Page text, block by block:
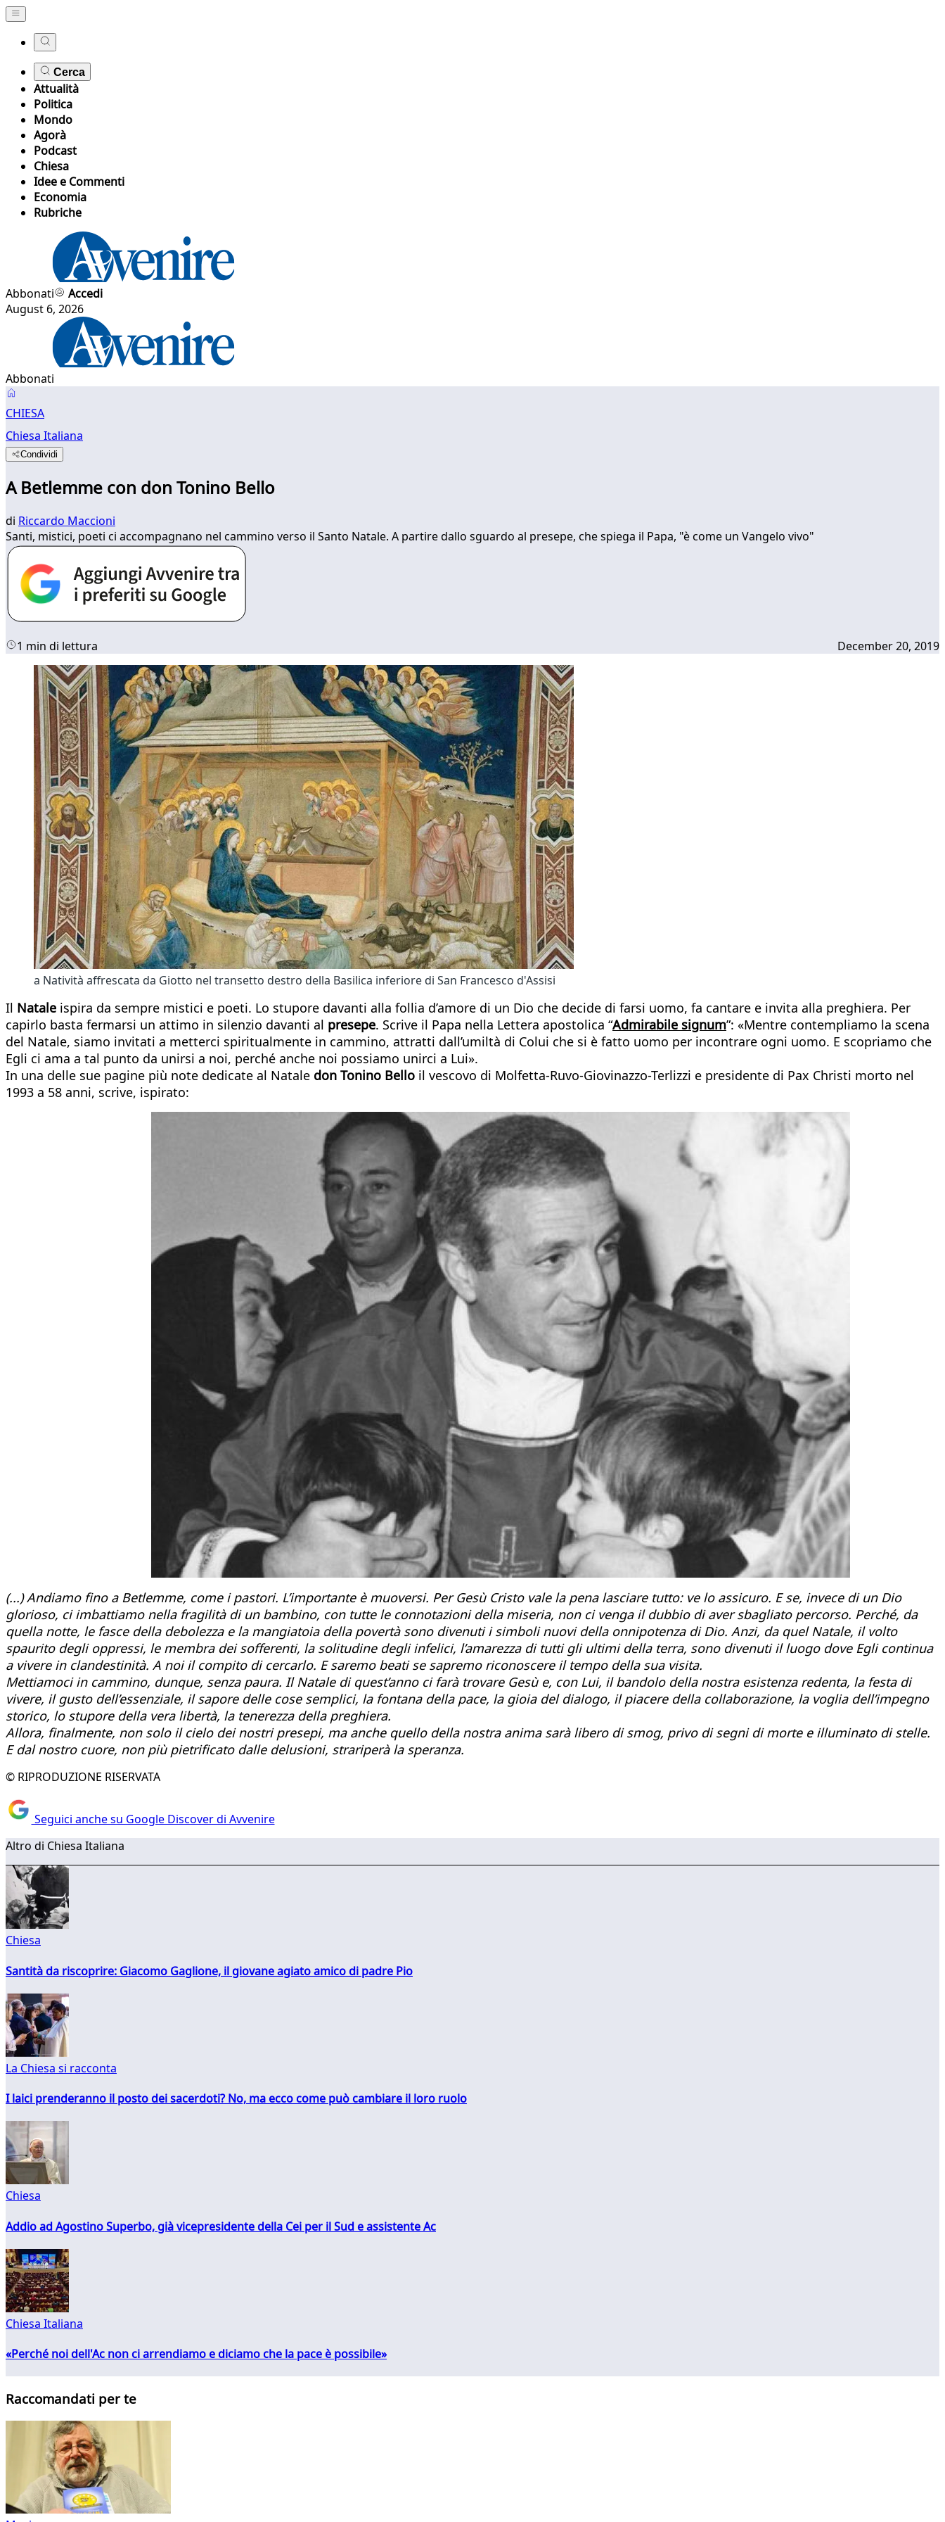
Cerca
Attualità
Politica
Mondo
Agorà
Podcast
Chiesa
Idee e Commenti
Economia
Rubriche
Abbonati
Accedi
August 6, 2026
Abbonati
CHIESA
Chiesa Italiana
Condividi
A Betlemme con don Tonino Bello
di Riccardo Maccioni
Santi, mistici, poeti ci accompagnano nel cammino verso il Santo Natale. A partire dallo sguardo al presepe, che spiega il Papa, "è come un Vangelo vivo"
1 min di lettura December 20, 2019
a Natività affrescata da Giotto nel transetto destro della Basilica inferiore di San Francesco d'Assisi
Il Natale ispira da sempre mistici e poeti. Lo stupore davanti alla follia d’amore di un Dio che decide di farsi uomo, fa cantare e invita alla preghiera. Per
capirlo basta fermarsi un attimo in silenzio davanti al presepe. Scrive il Papa nella Lettera apostolica “Admirabile signum”: «Mentre contempliamo la scena
del Natale, siamo invitati a metterci spiritualmente in cammino, attratti dall’umiltà di Colui che si è fatto uomo per incontrare ogni uomo. E scopriamo che
Egli ci ama a tal punto da unirsi a noi, perché anche noi possiamo unirci a Lui».
In una delle sue pagine più note dedicate al Natale don Tonino Bello il vescovo di Molfetta-Ruvo-Giovinazzo-Terlizzi e presidente di Pax Christi morto nel
1993 a 58 anni, scrive, ispirato:
(...) Andiamo fino a Betlemme, come i pastori. L’importante è muoversi. Per Gesù Cristo vale la pena lasciare tutto: ve lo assicuro. E se, invece di un Dio
glorioso, ci imbattiamo nella fragilità di un bambino, con tutte le connotazioni della miseria, non ci venga il dubbio di aver sbagliato percorso. Perché, da
quella notte, le fasce della debolezza e la mangiatoia della povertà sono divenuti i simboli nuovi della onnipotenza di Dio. Anzi, da quel Natale, il volto
spaurito degli oppressi, le membra dei sofferenti, la solitudine degli infelici, l’amarezza di tutti gli ultimi della terra, sono divenuti il luogo dove Egli continua
a vivere in clandestinità. A noi il compito di cercarlo. E saremo beati se sapremo riconoscere il tempo della sua visita.
Mettiamoci in cammino, dunque, senza paura. Il Natale di quest’anno ci farà trovare Gesù e, con Lui, il bandolo della nostra esistenza redenta, la festa di
vivere, il gusto dell’essenziale, il sapore delle cose semplici, la fontana della pace, la gioia del dialogo, il piacere della collaborazione, la voglia dell’impegno
storico, lo stupore della vera libertà, la tenerezza della preghiera.
Allora, finalmente, non solo il cielo dei nostri presepi, ma anche quello della nostra anima sarà libero di smog, privo di segni di morte e illuminato di stelle.
E dal nostro cuore, non più pietrificato dalle delusioni, strariperà la speranza.
© RIPRODUZIONE RISERVATA
Seguici anche su Google Discover di Avvenire
Altro di Chiesa Italiana
Chiesa
Santità da riscoprire: Giacomo Gaglione, il giovane agiato amico di padre Pio
La Chiesa si racconta
I laici prenderanno il posto dei sacerdoti? No, ma ecco come può cambiare il loro ruolo
Chiesa
Addio ad Agostino Superbo, già vicepresidente della Cei per il Sud e assistente Ac
Chiesa Italiana
«Perché noi dell'Ac non ci arrendiamo e diciamo che la pace è possibile»
Raccomandati per te